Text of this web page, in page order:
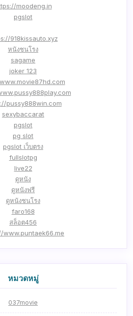
moodeng.in
pgslot
918kissauto.xyz
หนังชนโรง
sagame
joker 123
pussy888win.com
sexybaccarat
pgslot
pg slot
pgslot เว็บตรง
fullslotpg
live22
ดูหนัง
ดูหนังฟรี
ดูหนังชนโรง
faro168
สล็อต456
www.puntaek66.me
หมวดหมู่
037movie